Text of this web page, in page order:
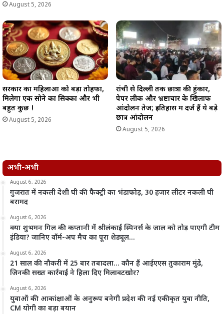
August 5, 2026
सरकार का महिलाओं को बड़ा तोहफा,
मिलेगा एक सोने का सिक्का और भी
बहुत कुछ !
August 5, 2026
रांची से दिल्ली तक छात्रों की हुंकार,
पेपर लीक और भ्रष्टाचार के खिलाफ
आंदोलन तेज; इतिहास में दर्ज हैं ये बड़े
छात्र आंदोलन
August 5, 2026
अभी-अभी
August 6, 2026
गुजरात में नकली देशी घी की फैक्ट्री का भंडाफोड़, 30 हजार लीटर नकली घी
बरामद
August 6, 2026
क्या शुभमन गिल की कप्तानी में श्रीलंकाई स्पिनर्स के जाल को तोड़ पाएगी टीम
इंडिया? जानिए वॉर्म-अप मैच का पूरा शेड्यूल…
August 6, 2026
21 साल की नौकरी में 25 बार तबादला… कौन हैं आईएएस तुकाराम मुंढे,
जिनकी सख्त कार्रवाई ने हिला दिए मिलावटखोर?
August 6, 2026
युवाओं की आकांक्षाओं के अनुरूप बनेगी प्रदेश की नई एकीकृत युवा नीति,
CM योगी का बड़ा बयान